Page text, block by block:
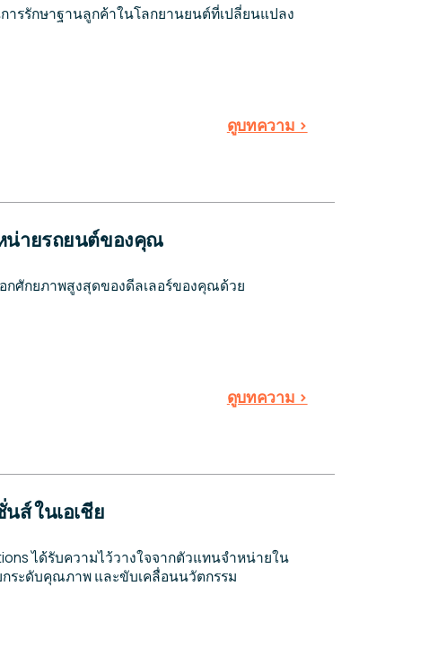
รรักษาฐานลูกค้าในโลกยานยนต์ที่เปลี่ยนแปลง
ดูบทความ >
น่ายรถยนต์ของคุณ
กศักยภาพสูงสุดของดีลเลอร์ของคุณด้วย
ดูบทความ >
ส์ ในเอเชีย
ได้รับความไว้วางใจจากตัวแทนจำหน่ายใน
ระดับคุณภาพ และขับเคลื่อนนวัตกรรม